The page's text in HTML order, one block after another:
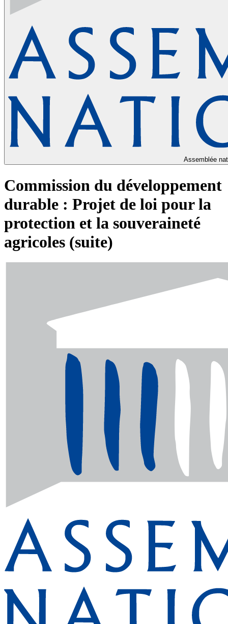
Assemblée
Commission du développement
durable : Projet de loi pour la
protection et la souveraineté
agricoles (suite)